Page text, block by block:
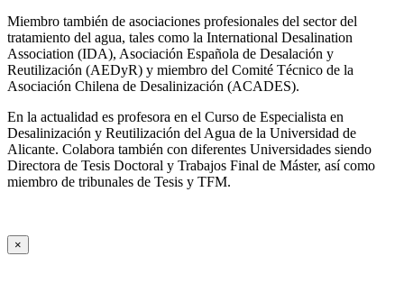
Miembro también de asociaciones profesionales del sector del
tratamiento del agua, tales como la International Desalination
Association (IDA), Asociación Española de Desalación y
Reutilización (AEDyR) y miembro del Comité Técnico de la
Asociación Chilena de Desalinización (ACADES).
En la actualidad es profesora en el Curso de Especialista en
Desalinización y Reutilización del Agua de la Universidad de
Alicante. Colabora también con diferentes Universidades siendo
Directora de Tesis Doctoral y Trabajos Final de Máster, así como
miembro de tribunales de Tesis y TFM.
×